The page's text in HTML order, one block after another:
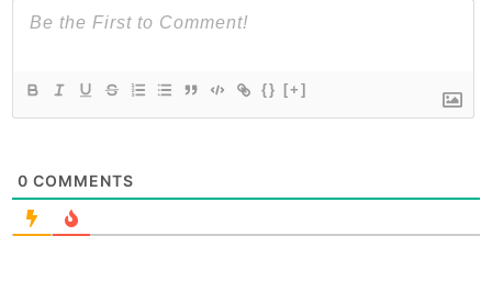
{} [+]
0 COMMENTS